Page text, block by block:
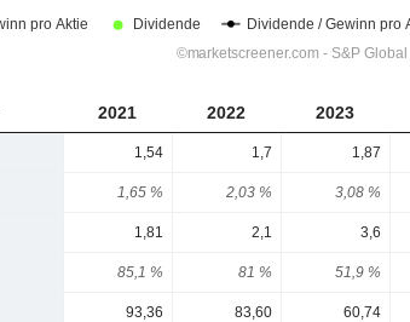
2021 2022 2023
1,54 1,7 1,87
1,65 % 2,03 % 3,08 %
1,81 2,1 3,6
85,1 % 81 % 51,9 %
93,36 83,60 60,74